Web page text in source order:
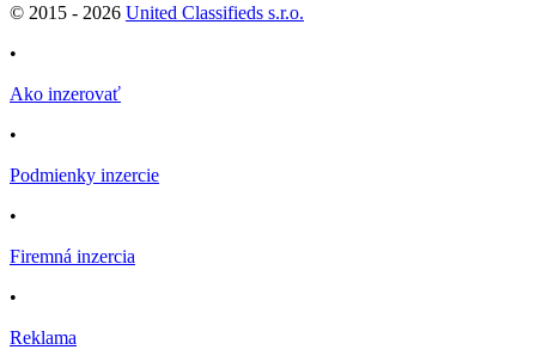
© 2015 - 2026 United Classifieds s.r.o.
•
Ako inzerovať
•
Podmienky inzercie
•
Firemná inzercia
•
Reklama